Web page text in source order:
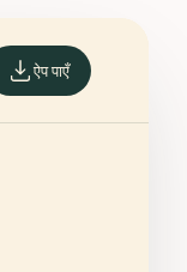
ऐप पाएँ